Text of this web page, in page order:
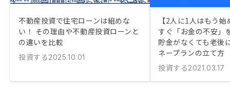
不動産投資で住宅ローンは組めな
い！ その理由や不動産投資ローンと
の違いを比較
投資する2025.10.01
【2人に1人はもう
すぐ「お金の不安」
貯金がなくても老後
ネープランの立て方
投資する2021.03.17